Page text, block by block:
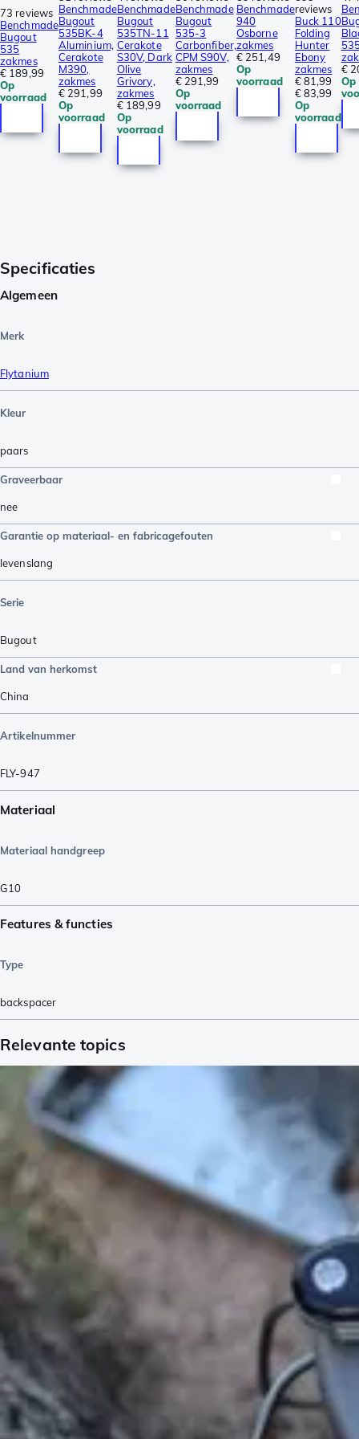
73 reviews
Benchmade
Bugout
535
zakmes
€ 189,99
Op
voorraad
Benchmade
Bugout
535BK-4
Aluminium,
Cerakote
M390,
zakmes
€ 291,99
Op
voorraad
Benchmade
Bugout
535TN-11
Cerakote
S30V, Dark
Olive
Grivory,
zakmes
€ 189,99
Op
voorraad
Benchmade
Bugout
535-3
Carbonfiber,
CPM S90V,
zakmes
€ 291,99
Op
voorraad
Benchmade
940
Osborne
zakmes
€ 251,49
Op
voorraad
reviews
Buck 110
Folding
Hunter
Ebony
zakmes
€ 81,99
€ 83,99
Op
voorraad
€
Op
Specificaties
Algemeen
Merk
Flytanium
Kleur
paars
Graveerbaar
nee
Garantie op materiaal- en fabricagefouten
levenslang
Serie
Bugout
Land van herkomst
China
Artikelnummer
FLY-947
Materiaal
Materiaal handgreep
G10
Features & functies
Type
backspacer
Relevante topics